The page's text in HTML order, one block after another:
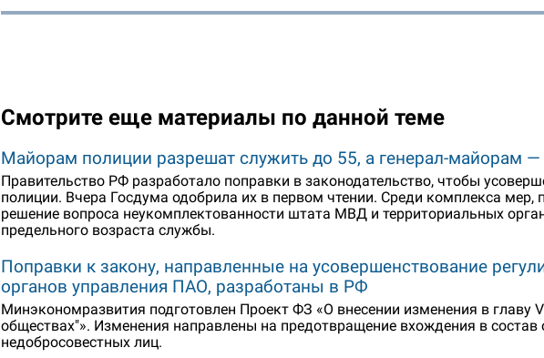
Смотрите еще материалы по данной теме
Майорам полиции разрешат служить до 55, а генерал-майорам —
Правительство РФ разработало поправки в законодательство, чтобы
полиции. Вчера Госдума одобрила их в первом чтении. Среди комплекса
решение вопроса неукомплектованности штата МВД и территориальных
предельного возраста службы.
Поправки к закону, направленные на усовершенствование
органов управления ПАО, разработаны в РФ
Минэкономразвития подготовлен Проект ФЗ «О внесении изменения в главу
обществах"». Изменения направлены на предотвращение вхождения в состав
недобросовестных лиц.